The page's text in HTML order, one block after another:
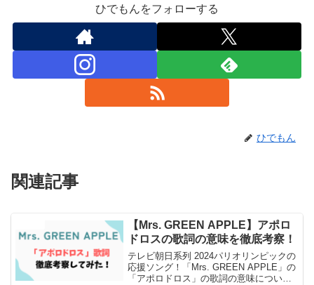
ひでもんをフォローする
ひでもん
関連記事
【Mrs. GREEN APPLE】アポロ
ドロスの歌詞の意味を徹底考察！
テレビ朝日系列 2024パリオリンピックの
応援ソング！「Mrs. GREEN APPLE」の
「アポロドロス」の歌詞の意味について